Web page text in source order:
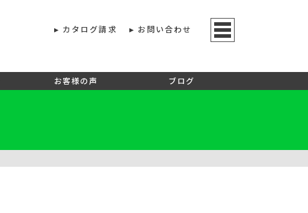
カタログ請求 お問い合わせ
お客様の声 ブログ